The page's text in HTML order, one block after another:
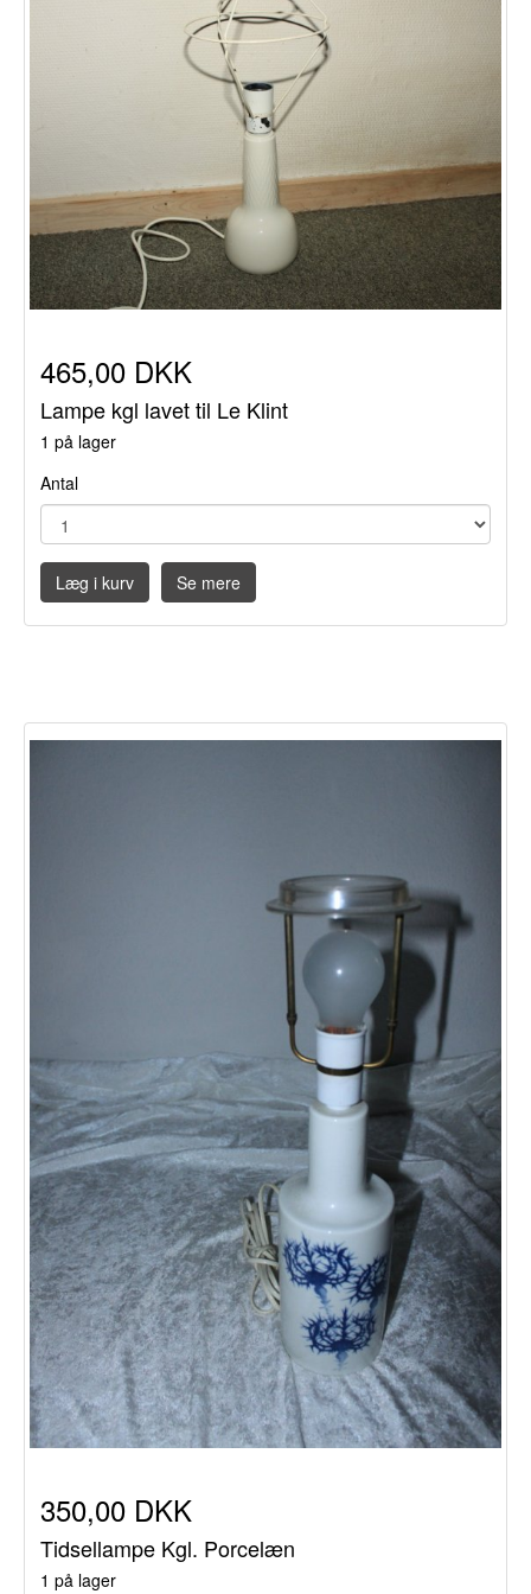
465,00 DKK
Lampe kgl lavet til Le Klint
1 på lager
Antal
Læg i kurv Se mere
350,00 DKK
Tidsellampe Kgl. Porcelæn
1 på lager